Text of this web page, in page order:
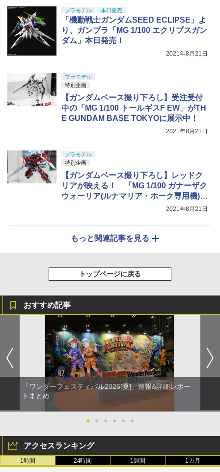
プラモデル 本日発売
「機動戦士ガンダムSEED ECLIPSE」よ
り、ガンプラ「MG 1/100 エクリプスガン
ダム」本日発売！
2021年8月21日
プラモデル
特別企画
【ガンダムベース撮り下ろし】受注受付
中の「MG 1/100 トールギスF EW」がTH
E GUNDAM BASE TOKYOに展示中！
2021年8月21日
プラモデル
特別企画
【ガンダムベース撮り下ろし】レッドク
リアが映える！ 「MG 1/100 ガナーザク
ウォーリア(ルナマリア・ホーク専用機)
[クリアカラー]」8月21日発売！2021年8月21日
もっと関連記事を見る
トップページに戻る
おすすめ記事
「ワンダーフェスティバル2026[夏]」速報&詳細レポー
トまとめ
● ● ● ● ● ●
アクセスランキング
1時間 24時間 1週間 1カ月